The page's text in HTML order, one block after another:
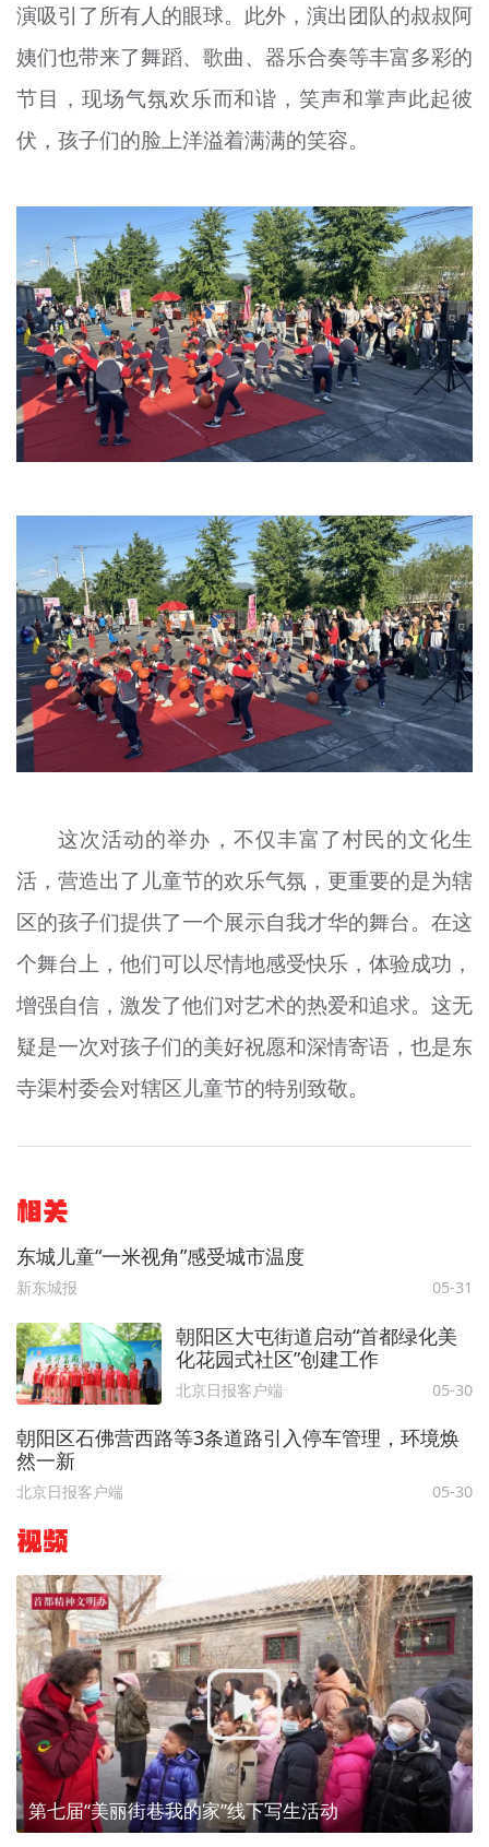
演吸引了所有人的眼球。此外，演出团队的叔叔阿
姨们也带来了舞蹈、歌曲、器乐合奏等丰富多彩的
节目，现场气氛欢乐而和谐，笑声和掌声此起彼
伏，孩子们的脸上洋溢着满满的笑容。
这次活动的举办，不仅丰富了村民的文化生
活，营造出了儿童节的欢乐气氛，更重要的是为辖
区的孩子们提供了一个展示自我才华的舞台。在这
个舞台上，他们可以尽情地感受快乐，体验成功，
增强自信，激发了他们对艺术的热爱和追求。这无
疑是一次对孩子们的美好祝愿和深情寄语，也是东
寺渠村委会对辖区儿童节的特别致敬。
相关
东城儿童“一米视角”感受城市温度
新东城报 05-31
朝阳区大屯街道启动“首都绿化美
化花园式社区”创建工作
北京日报客户端 05-30
朝阳区石佛营西路等3条道路引入停车管理，环境焕
然一新
北京日报客户端 05-30
视频
第七届“美丽街巷我的家”线下写生活动